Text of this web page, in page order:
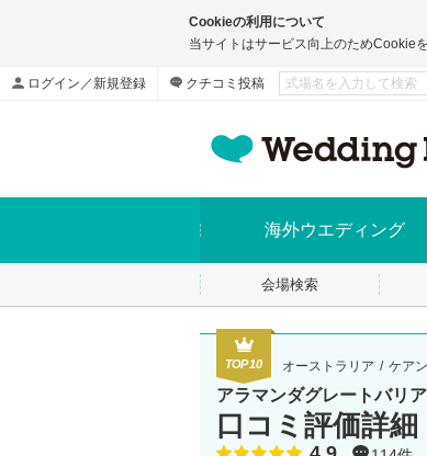
Cookieの利用について
当サイトはサービス向上のためCookie
ログイン／新規登録 クチコミ投稿
海外ウエディング
会場検索
TOP10 オーストラリア ケア
アラマンダグレートバリ
口コミ評価詳細